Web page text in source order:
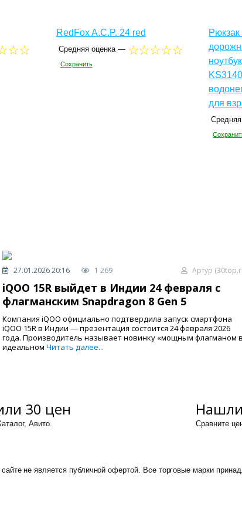
RedFox A.C.P. 24 red
Средняя оценка —
Сохранить
Рюкзак
для
27.01.2026 20:16 1 269 Артур
iQOO 15R выйдет в Индии 24 февраля с
флагманским Snapdragon 8 Gen 5
Компания iQOO официально подтвердила запуск смартфона
iQOO 15R в Индии — презентация состоится 24 февраля 2026
года. Производитель называет новинку «мощным флагманом в
идеальномЧитать далее...
30 цен
Авито. Сравните
не является публичной офертой. Все торговые марки